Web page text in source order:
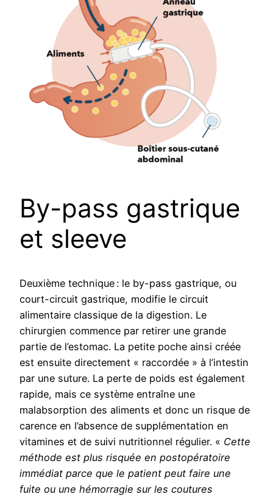
By-pass gastrique
et sleeve
Deuxième technique : le by-pass gastrique, ou
court-circuit gastrique, modifie le circuit
alimentaire classique de la digestion. Le
chirurgien commence par retirer une grande
partie de l’estomac. La petite poche ainsi créée
est ensuite directement « raccordée » à l’intestin
par une suture. La perte de poids est également
rapide, mais ce système entraîne une
malabsorption des aliments et donc un risque de
carence en l’absence de supplémentation en
vitamines et de suivi nutritionnel régulier. « Cette
méthode est plus risquée en postopératoire
immédiat parce que le patient peut faire une
fuite ou une hémorragie sur les coutures